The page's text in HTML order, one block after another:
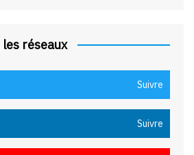
réseaux
Suivre
Suivre